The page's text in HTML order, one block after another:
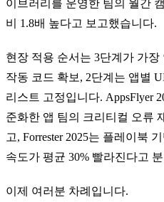
이브러리를 운영한 팀의 월간
비 1.8배 높다고 보고했습니다.
현장 적용 순서는 3단계가 가
작동 코드 확보, 2단계는 앱별
리스트 고정입니다. AppsFlyer
준화한 앱 팀의 크리티컬 오류
고, Forrester 2025는 플레이북
속도가 평균 30% 빨라진다고
이제 여러분 차례입니다.